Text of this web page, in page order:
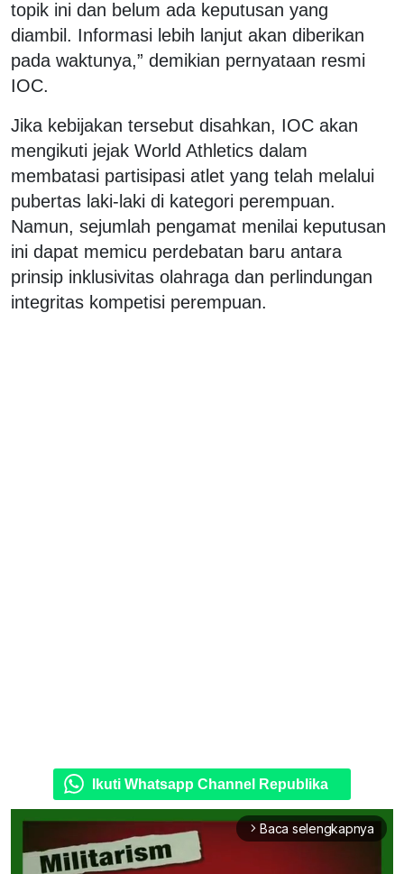
topik ini dan belum ada keputusan yang
diambil. Informasi lebih lanjut akan diberikan
pada waktunya,” demikian pernyataan resmi
IOC.
Jika kebijakan tersebut disahkan, IOC akan
mengikuti jejak World Athletics dalam
membatasi partisipasi atlet yang telah melalui
pubertas laki-laki di kategori perempuan.
Namun, sejumlah pengamat menilai keputusan
ini dapat memicu perdebatan baru antara
prinsip inklusivitas olahraga dan perlindungan
integritas kompetisi perempuan.
Ikuti Whatsapp Channel Republika
arrow_forward_ios Baca selengkapnya